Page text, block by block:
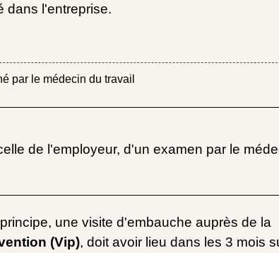
dans l'entreprise.
par le médecin du travail
de l'employeur, d'un examen par le
une visite d'embauche auprès de la
(Vip), doit avoir lieu dans les 3 mois